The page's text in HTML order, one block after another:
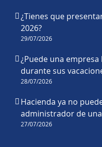
¿Tienes que
2026?
29/07/2026
¿Puede una
durante sus
28/07/2026
Hacienda ya no
administrador de
27/07/2026